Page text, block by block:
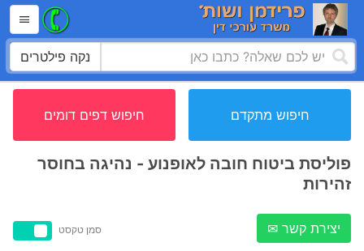
נקה פילטרים
חיפוש מתקדם חיפוש דפים דומים
פוליסת ביטוח חובה לאופנוע - נהיגה בחוסר
זהירות
יצירת קשר ✉ סמן טקסט